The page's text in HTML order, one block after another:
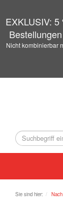
EXKLUSIV:
Nicht kombinierbar
Sie sind hier: